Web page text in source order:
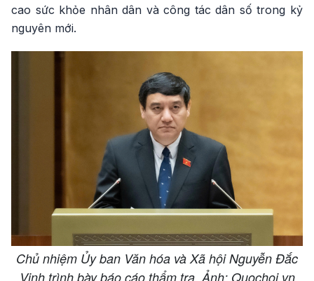
cao sức khỏe nhân dân và công tác dân số trong kỷ
nguyên mới.
Chủ nhiệm Ủy ban Văn hóa và Xã hội Nguyễn Đắc
Vinh trình bày báo cáo thẩm tra. Ảnh; Quochoi.vn